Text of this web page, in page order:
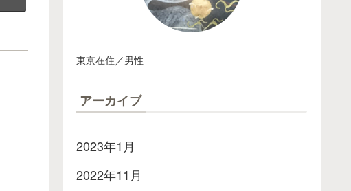
東京在住／男性
アーカイブ
2023年1月
2022年11月